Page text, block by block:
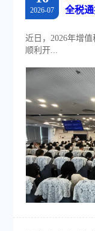
2026-07
全税
近日，2026年增
顺利开...